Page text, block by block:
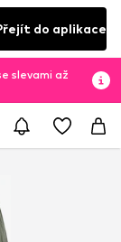
do aplikace
slevami až